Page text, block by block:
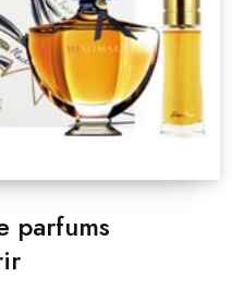
parfums